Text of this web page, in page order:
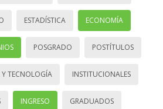
ESTADÍSTICA ECONOMÍA
POSGRADO POSTÍTULOS
Y TECNOLOGÍA INSTITUCIONALES
INGRESO GRADUADOS